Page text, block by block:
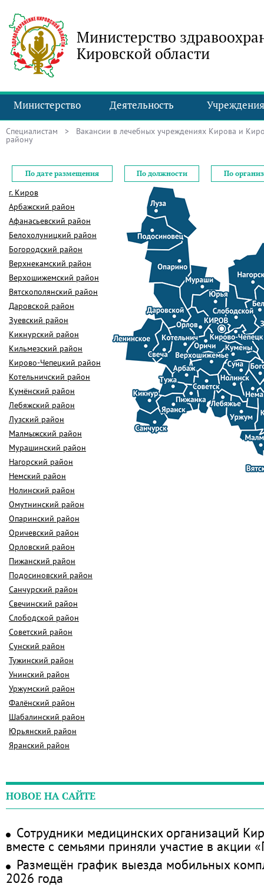
Министерство
Кировской области
Министерство Деятельность Учреждения
Специалистам > Вакансии в лечебных учреждениях Кирова и
району
По дате размещения По должности По
г. Киров
Арбажский район
Афанасьевский район
Белохолуницкий район
Богородский район
Верхнекамский район
Верхошижемский район
Вятскополянский район
Даровской район
Зуевский район
Кикнурский район
Кильмезский район
Кирово-Чепецкий район
Котельничский район
Кумёнский район
Лебяжский район
Лузский район
Малмыжский район
Мурашинский район
Нагорский район
Немский район
Нолинский район
Омутнинский район
Опаринский район
Оричевский район
Орловский район
Пижанский район
Подосиновский район
Санчурский район
Свечинский район
Слободской район
Советский район
Сунский район
Тужинский район
Унинский район
Уржумский район
Фалёнский район
Шабалинский район
Юрьянский район
Яранский район
НОВОЕ НА САЙТЕ
Сотрудники медицинских организаций
вместе с семьями приняли участие в акции
Размещён график выезда мобильных
2026 года